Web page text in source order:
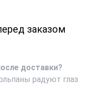
заказом
доставки?
радуют глаз